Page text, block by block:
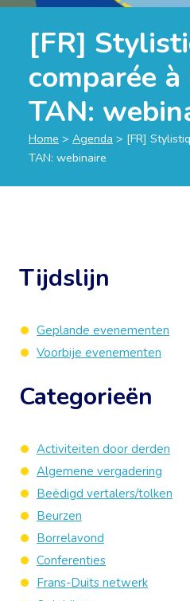
[FR]
comparée à
TAN:
Home > Agenda > [FR]
TAN: webinaire
Tijdslijn
Geplande evenementen
Voorbije evenementen
Categorieën
Activiteiten door derden
Algemene vergadering
Beëdigd vertalers/tolken
Beurzen
Borrelavond
Conferenties
Frans-Duits netwerk